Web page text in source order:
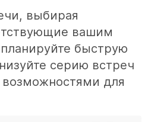
выбирая
вашим
быструю
серию встреч
для